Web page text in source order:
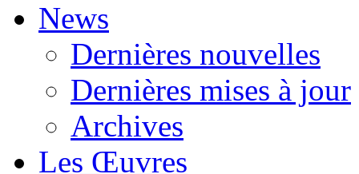
News
Dernières nouvelles
Dernières mises à jour
Archives
Les Œuvres